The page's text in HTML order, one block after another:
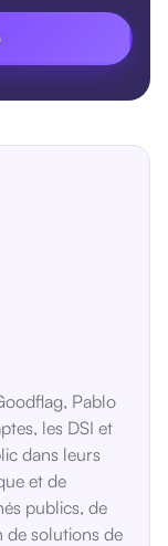
Pablo
les DSI et
dans leurs
et de
publics, de
de solutions de